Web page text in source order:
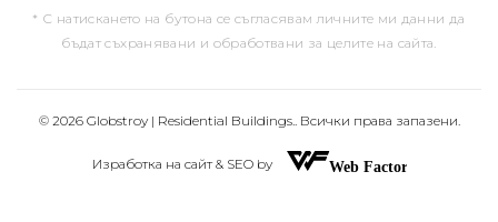
* С натискането на бутона се съгласявам личните ми данни да
бъдат съхранявани и обработвани за целите на сайта.
© 2026 Globstroy | Residential Buildings.. Всички права запазени.
Изработка на сайт & SEO by